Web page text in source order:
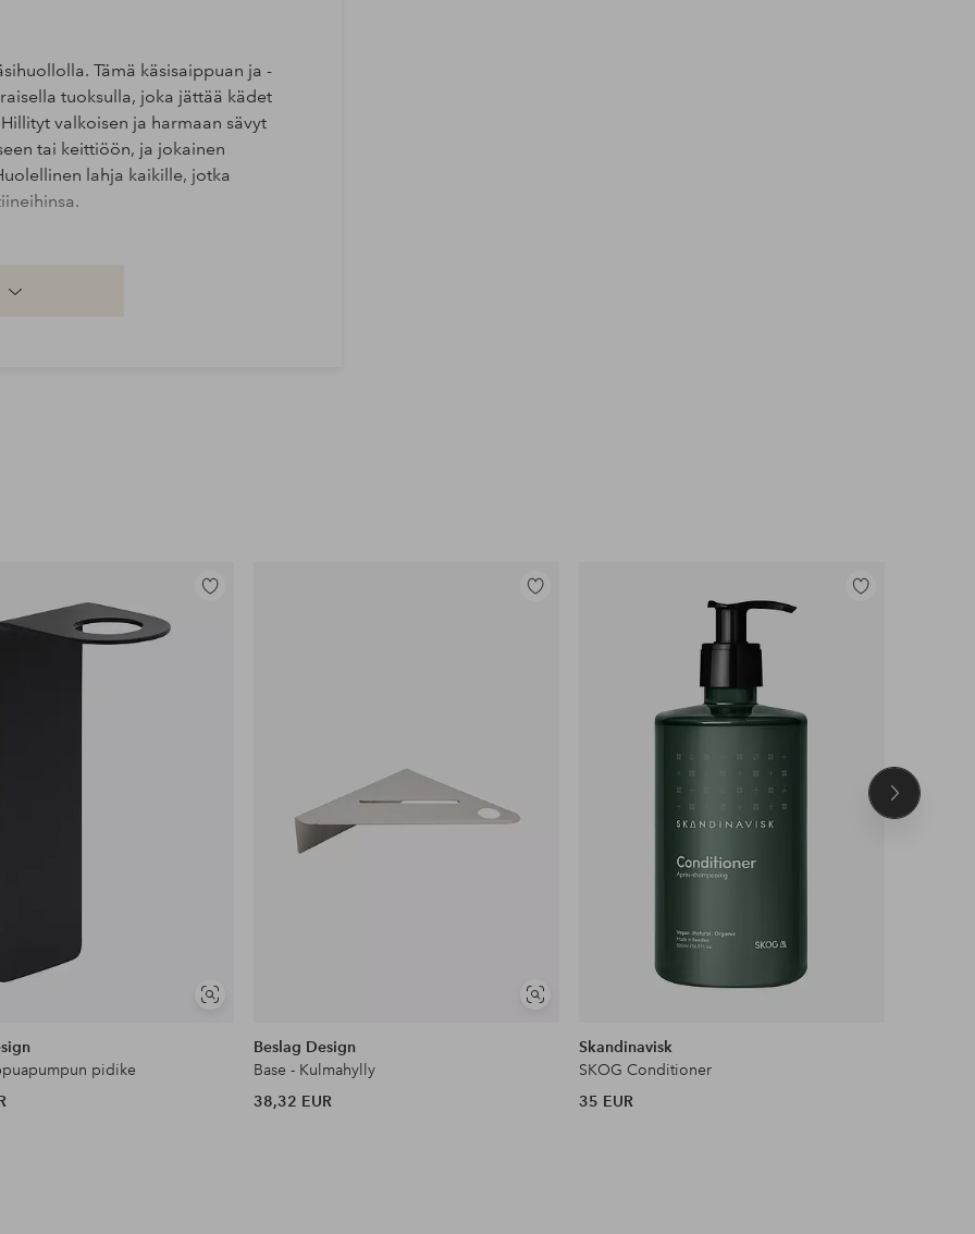
Tämä käsisaippuan ja -
tuoksulla, joka jättää kädet
valkoisen ja harmaan sävyt
tai keittiöön, ja jokainen
lahja kaikille, jotka
Näytä
Lisää
pidike
Näytä
Lisää
Beslag Design
Base - Kulmahylly
38,32 EUR
Lisää
Skandinavisk
SKOG Conditioner
35 EUR
Seuraava